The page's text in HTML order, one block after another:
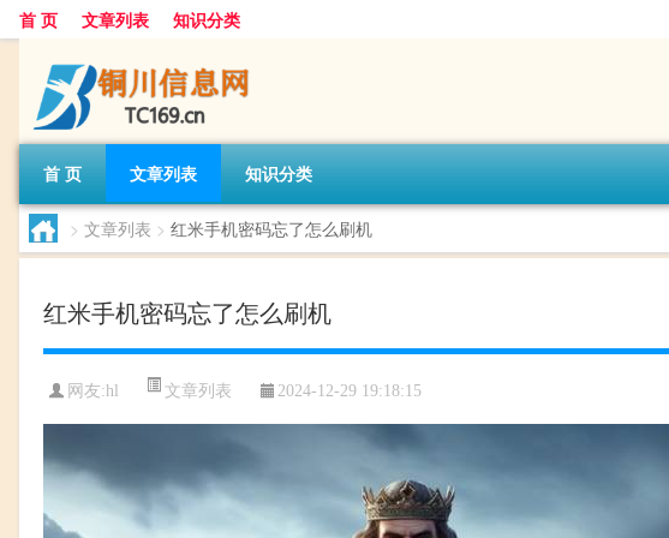
首 页 文章列表 知识分类
首 页 文章列表 知识分类
> 文章列表 > 红米手机密码忘了怎么刷机
红米手机密码忘了怎么刷机
网友:hl 文章列表 2024-12-29 19:18:15